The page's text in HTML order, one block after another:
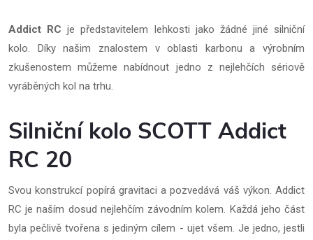
Addict RC je představitelem lehkosti jako žádné jiné silniční
kolo. Díky našim znalostem v oblasti karbonu a výrobním
zkušenostem můžeme nabídnout jedno z nejlehčích sériově
vyráběných kol na trhu.
Silniční kolo SCOTT Addict
RC 20
Svou konstrukcí popírá gravitaci a pozvedává váš výkon. Addict
RC je naším dosud nejlehčím závodním kolem. Každá jeho část
byla pečlivě tvořena s jediným cílem - ujet všem. Je jedno, jestli